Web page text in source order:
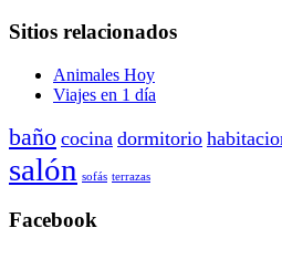
Sitios relacionados
Animales Hoy
Viajes en 1 día
baño cocina dormitorio
salón sofás terrazas
Facebook